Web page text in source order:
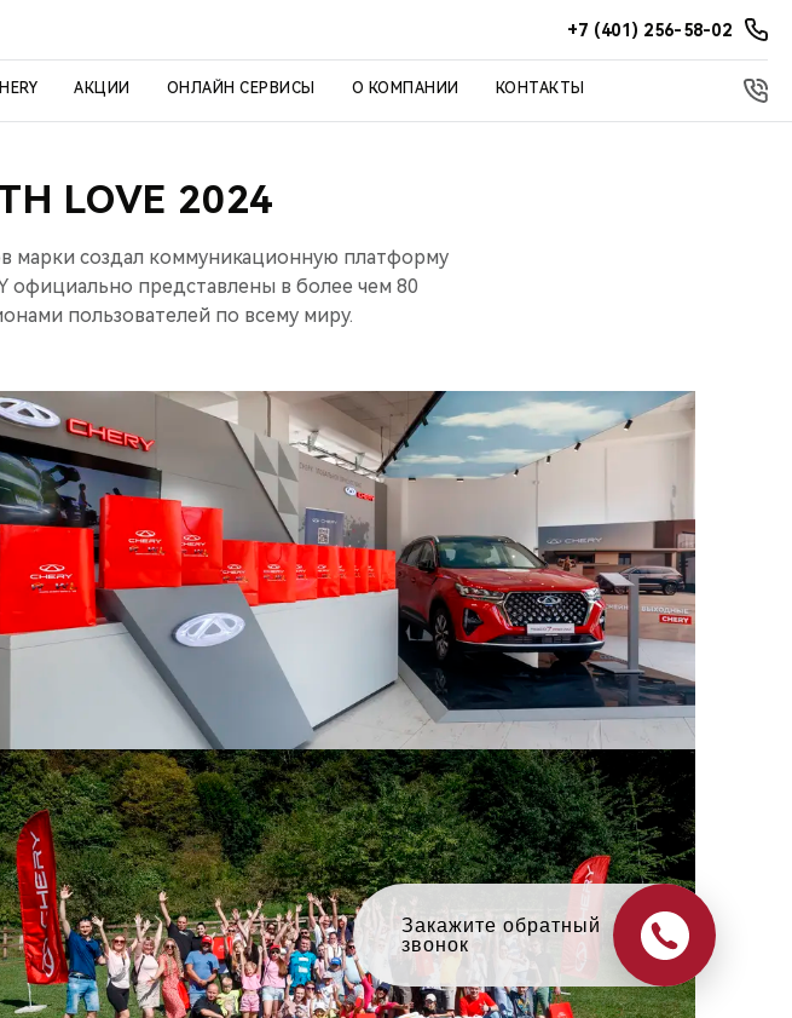
+7 (401) 256-58-02
АКЦИИ ОНЛАЙН СЕРВИСЫ О КОМПАНИИ КОНТАКТЫ
LOVE 2024
марки создал коммуникационную платформу
официально представлены в более чем 80
пользователей по всему миру.
Оцените свой авто
в обмен на новый